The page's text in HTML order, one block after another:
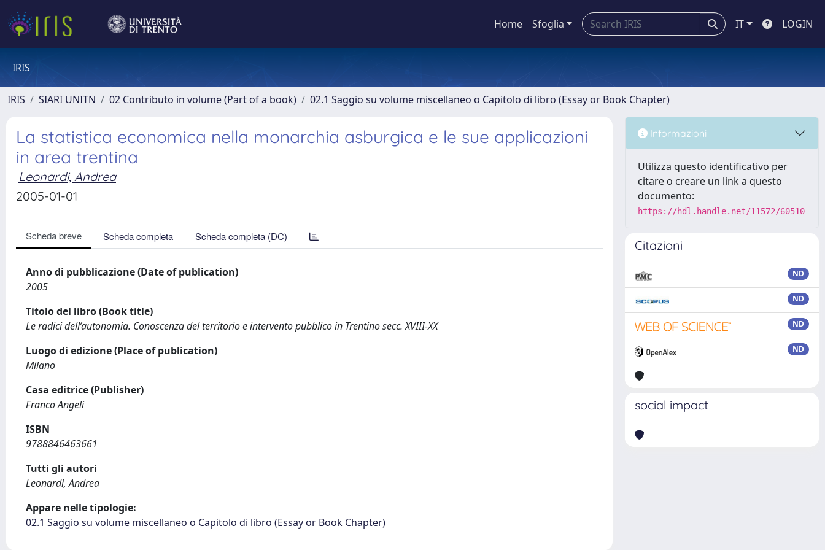
Home Sfoglia IT LOGIN
IRIS
IRIS SIARI UNITN 02 Contributo in volume (Part of a book) 02.1 Saggio su volume miscellaneo o Capitolo di libro (Essay or Book Chapter)
La statistica economica nella monarchia asburgica e le sue applicazioni
in area trentina
Leonardi, Andrea
2005-01-01
Scheda breve Scheda completa Scheda completa (DC)
Anno di pubblicazione (Date of publication)
2005
Titolo del libro (Book title)
Le radici dell’autonomia. Conoscenza del territorio e intervento pubblico in Trentino secc. XVIII-XX
Luogo di edizione (Place of publication)
Milano
Casa editrice (Publisher)
Franco Angeli
ISBN
9788846463661
Tutti gli autori
Leonardi, Andrea
Appare nelle tipologie:
02.1 Saggio su volume miscellaneo o Capitolo di libro (Essay or Book Chapter)
Informazioni
Utilizza questo identificativo per
citare o creare un link a questo
documento:
https://hdl.handle.net/11572/60510
Citazioni
ND
ND
ND
ND
social impact